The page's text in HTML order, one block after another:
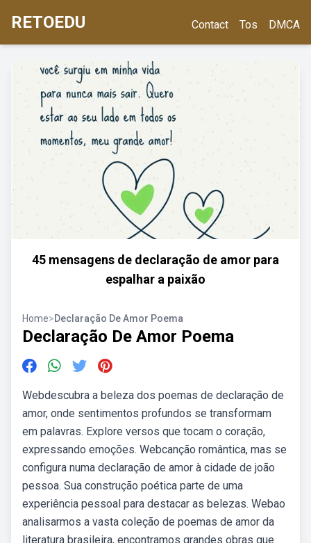
RETOEDU Contact Tos DMCA
45 mensagens de declaração de amor para
espalhar a paixão
Home>Declaração De Amor Poema
Declaração De Amor Poema
Webdescubra a beleza dos poemas de declaração de
amor, onde sentimentos profundos se transformam
em palavras. Explore versos que tocam o coração,
expressando emoções. Webcanção romântica, mas se
configura numa declaração de amor à cidade de joão
pessoa. Sua construção poética parte de uma
experiência pessoal para destacar as belezas. Webao
analisarmos a vasta coleção de poemas de amor da
literatura brasileira, encontramos grandes obras que